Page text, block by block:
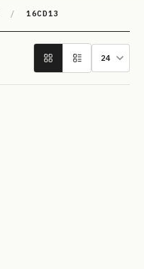
/ 16CD13
preferiti